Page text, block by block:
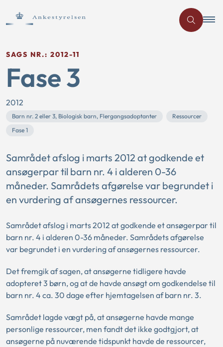
SAGS NR.: 2012-11
Fase 3
2012
Barn nr. 2 eller 3, Biologisk barn, Flergangsadoptanter
Ressourcer
Fase 1
Samrådet afslog i marts 2012 at godkende et
ansøgerpar til barn nr. 4 i alderen 0-36
måneder. Samrådets afgørelse var begrundet i
en vurdering af ansøgernes ressourcer.
Samrådet afslog i marts 2012 at godkende et ansøgerpar til
barn nr. 4 i alderen 0-36 måneder. Samrådets afgørelse
var begrundet i en vurdering af ansøgernes ressourcer.
Det fremgik af sagen, at ansøgerne tidligere havde
adopteret 3 børn, og at de havde ansøgt om godkendelse til
barn nr. 4 ca. 30 dage efter hjemtagelsen af barn nr. 3.
Samrådet lagde vægt på, at ansøgerne havde mange
personlige ressourcer, men fandt det ikke godtgjort, at
ansøgerne på nuværende tidspunkt havde de ressourcer,